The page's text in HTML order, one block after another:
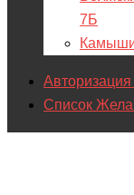
7Б
Авторизация
Список